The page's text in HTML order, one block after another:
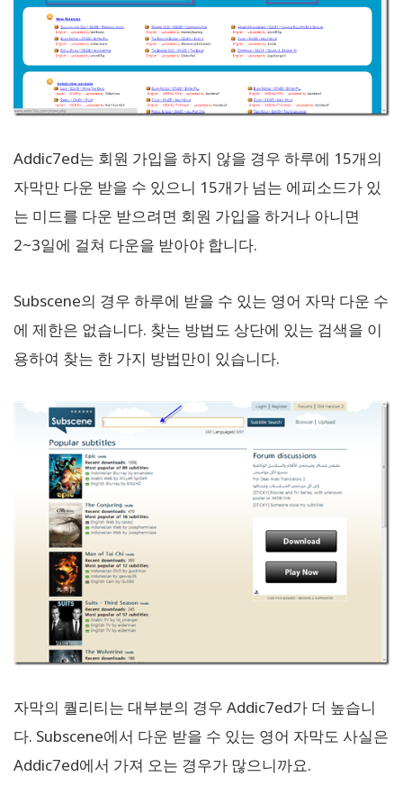
Addic7ed는 회원 가입을 하지 않을 경우 하루에 15개의
자막만 다운 받을 수 있으니 15개가 넘는 에피소드가 있
는 미드를 다운 받으려면 회원 가입을 하거나 아니면
2~3일에 걸쳐 다운을 받아야 합니다.
Subscene의 경우 하루에 받을 수 있는 영어 자막 다운 수
에 제한은 없습니다. 찾는 방법도 상단에 있는 검색을 이
용하여 찾는 한 가지 방법만이 있습니다.
자막의 퀄리티는 대부분의 경우 Addic7ed가 더 높습니
다. Subscene에서 다운 받을 수 있는 영어 자막도 사실은
Addic7ed에서 가져 오는 경우가 많으니까요.